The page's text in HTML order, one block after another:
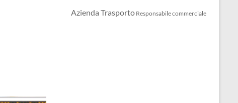
Azienda Trasporto Responsabile commerciale